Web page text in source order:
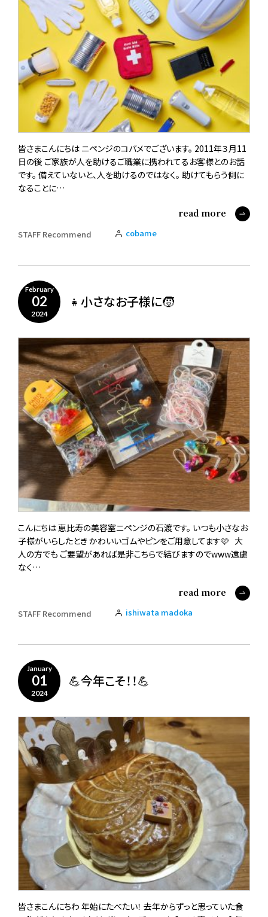
皆さまこんにちは ニペンジのコバメでございます。 2011年３月11
日の後 ご家族が人を助けるご職業に携われてるお客様とのお話
です。 備えていないと、人を助けるのではなく。 助けてもらう側に
なることに…
read more
STAFF Recommend cobame
February
02
2024
👧小さなお子様に🧒
こんにちは 恵比寿の美容室ニペンジの石渡です。 いつも小さなお
子様がいらしたとき かわいいゴムやピンをご用意してます🩷 大
人の方でも ご要望があれば是非こちらで結びますのでwww遠慮
なく…
read more
STAFF Recommend ishiwata madoka
January
01
2024
💪今年こそ！！💪
皆さまこんにちわ 年始にたべたい！ 去年からずっと思っていた食